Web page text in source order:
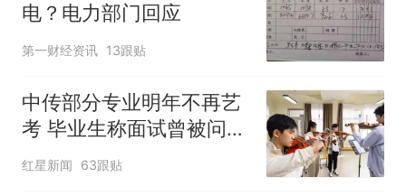
电？电力部门回应
第一财经资讯 13跟贴
中传部分专业明年不再艺
考 毕业生称面试曾被问
“如何策划晚会” 专家：遏
红星新闻 63跟贴